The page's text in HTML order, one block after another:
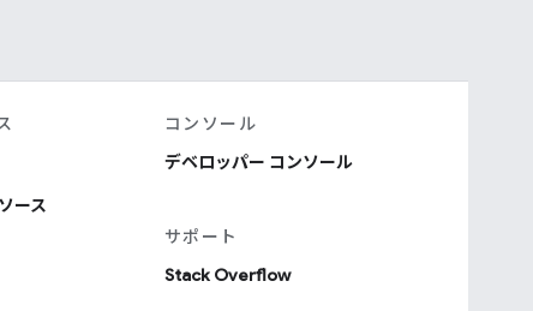
ース
コンソール
デベロッパー コンソール
サポート
Stack Overflow